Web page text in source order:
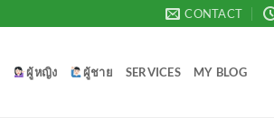
CONTACT
ผู้หญิง ผู้ชาย SERVICES MY BLOG